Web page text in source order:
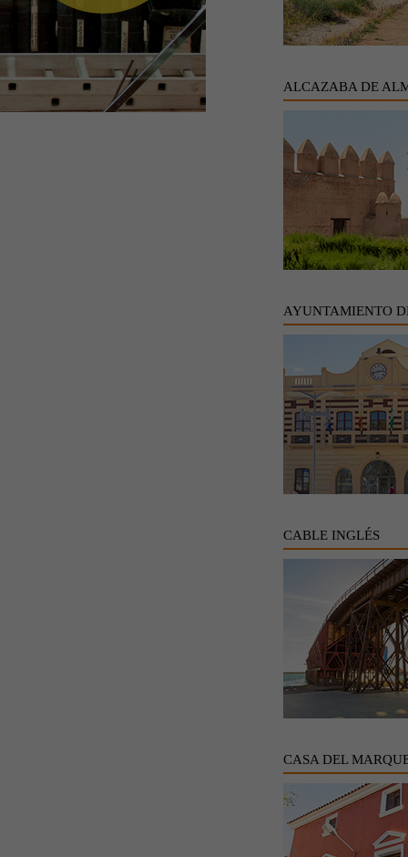
ALCAZABA DE
AYUNTAMIENTO
CABLE INGLÉS
CASA DEL